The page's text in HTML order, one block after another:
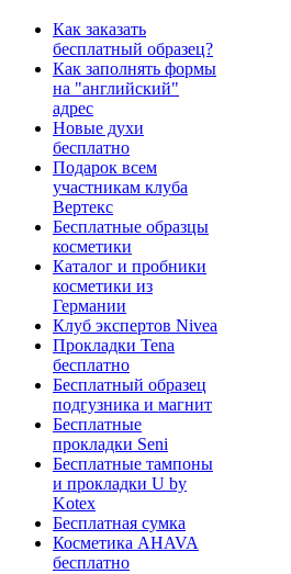
Как заказать
бесплатный образец?
Как заполнять формы
на "английский"
адрес
Новые духи
бесплатно
Подарок всем
участникам клуба
Вертекс
Бесплатные образцы
косметики
Каталог и пробники
косметики из
Германии
Клуб экспертов Nivea
Прокладки Tena
бесплатно
Бесплатный образец
подгузника и магнит
Бесплатные
прокладки Seni
Бесплатные тампоны
и прокладки U by
Kotex
Бесплатная сумка
Косметика AHAVA
бесплатно